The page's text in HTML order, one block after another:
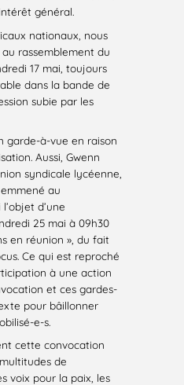
général.
nationaux, nous
rassemblement du
17 mai, toujours
dans la bande de
subie par les
garde-à-vue en raison
Aussi, Gwenn
syndicale lycéenne,
au
d’une
25 mai à 09h30
en réunion », du fait
Ce qui est reproché
à une action
et ces gardes-
pour bâillonner
e-s.
cette convocation
de
voix pour la paix, les